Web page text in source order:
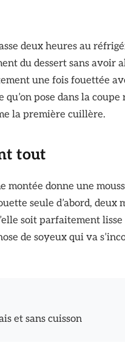
deux heures au
du dessert sans avoir
une fois fouettée
pose dans la
la première cuillère.
tout
donne une
seule d’abord,
soit parfaitement
de soyeux qui va
et sans cuisson